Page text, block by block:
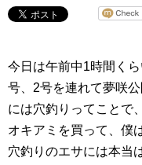
今日は午前中1時間く
号、2号を連れて夢咲
には穴釣りってことで
オキアミを買って、僕
穴釣りのエサには本当